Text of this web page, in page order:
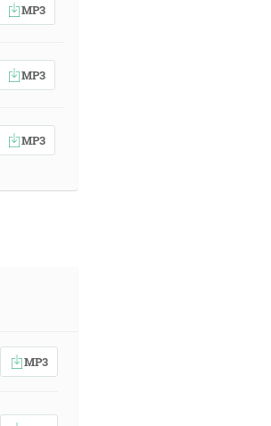
MP3
MP3
MP3
MP3